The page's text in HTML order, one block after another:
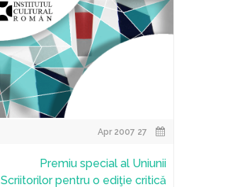
Premiu special al Uniunii
Scriitorilor pentru o ediţie critică